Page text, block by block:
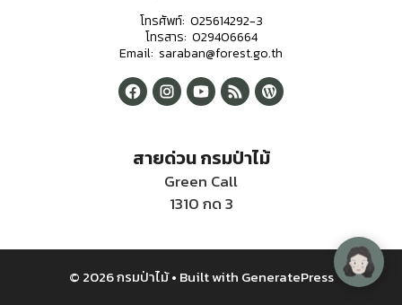
โทรศัพท์: 025614292-3
โทรสาร: 029406664
Email: saraban@forest.go.th
สายด่วน กรมป่าไม้
Green Call
1310 กด 3
© 2026 กรมป่าไม้• Built with GeneratePress